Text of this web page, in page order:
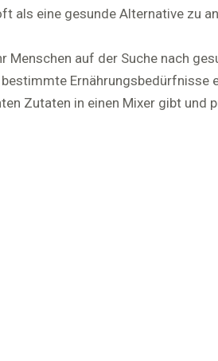
als eine gesunde Alternative zu
auf der Suche nach
Ernährungsbedürfnisse
Zutaten in einen Mixer gibt und